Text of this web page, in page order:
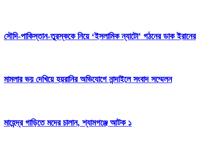
সৌদি-পাকিস্তান-তুরস্ককে নিয়ে ‘ইসলামিক ন্যাটো’ গঠনের ডাক ইরানের
মামলার ভয় দেখিয়ে হয়রানির অভিযোগে নান্দাইলে সংবাদ সম্মেলন
মাহেন্দ্র গাড়িতে মদের চালান, শ্যামগঞ্জে আটক ১